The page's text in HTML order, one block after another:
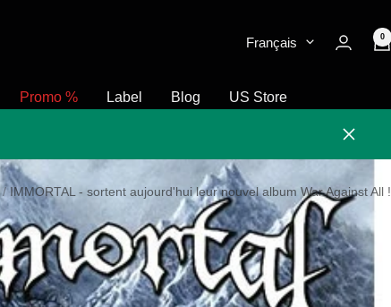
Français 0
Promo % Label Blog US Store
Fermer
IMMORTAL - sortent aujourd'hui leur nouvel album War Against All !